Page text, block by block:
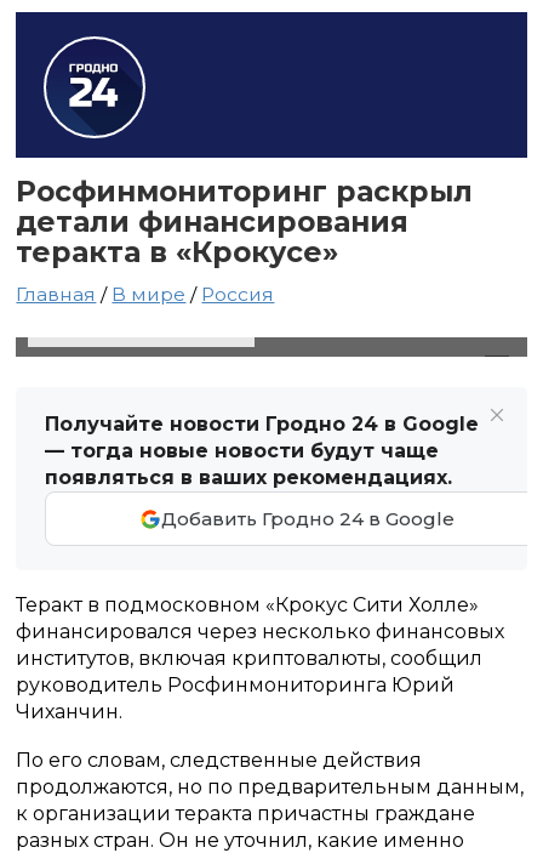
Росфинмониторинг раскрыл
детали финансирования
теракта в «Крокусе»
Главная / В мире / Россия
Получайте новости Гродно 24 в Google
— тогда новые новости будут чаще
появляться в ваших рекомендациях.
Добавить Гродно 24 в Google
Теракт в подмосковном «Крокус Сити Холле»
финансировался через несколько финансовых
институтов, включая криптовалюты, сообщил
руководитель Росфинмониторинга Юрий
Чиханчин.
По его словам, следственные действия
продолжаются, но по предварительным данным,
к организации теракта причастны граждане
разных стран. Он не уточнил, какие именно